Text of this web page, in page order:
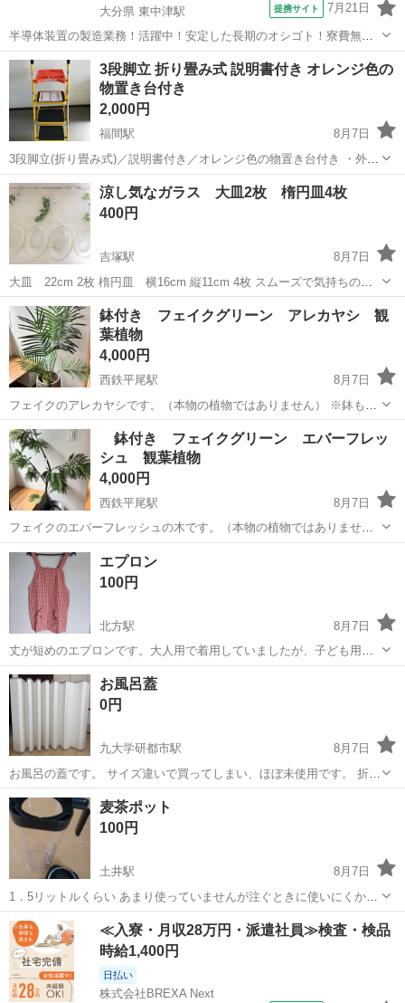
大分県 東中津駅
提携サイト 7月21日
半導体装置の製造業務！活躍中！安定した長期のオシゴト！寮費無料
★赴任旅費会社負担◎20代～40代の男性活躍中★未経験活躍中！高時
給1,500円！《大分県中津市》 人気の工場のお仕事 ◇半導体装置内部
のシート製造◇ ＊クリー...
大分 中津市 東中津駅 その他
3段脚立 折り畳み式 説明書付き オレンジ色の
物置き台付き
2,000円
福間駅
8月7日
3段脚立(折り畳み式)／説明書付き／オレンジ色の物置き台付き ・外形
寸法：[高さ]約125cm／[横幅]約44cm／[奥行]約66cm ・オレンジ色の
トレーサイズ：[縦]約30cm／[横幅]約36cm ・電球...
福岡 福津市 福間駅 家庭用品 脚立
涼し気なガラス 大皿2枚 楕円皿4枚
400円
吉塚駅
8月7日
大皿 22cm 2枚 楕円皿 横16cm 縦11cm 4枚 スムーズで気持ちの良
いお取引ができる方からのご連絡をお待ちしております。 ご希望の受
取日時お知らせください よろしくお願いいたします。
福岡 糟屋郡 吉塚駅 家庭用品
鉢付き フェイクグリーン アレカヤシ 観
葉植物
4,000円
西鉄平尾駅
8月7日
フェイクのアレカヤシです。（本物の植物ではありません） ※鉢も付
いてます。 お部屋のインテリアに♪ 水やりの必要もなく、枯れること
もないので安心です。 植物サイズ:約 135㎝高×66㎝幅（最大値） 鉢
サイズ:約 36....
福岡 福岡市 西鉄平尾駅 家庭用品
鉢付き フェイクグリーン エバーフレッ
シュ 観葉植物
4,000円
西鉄平尾駅
8月7日
フェイクのエバーフレッシュの木です。（本物の植物ではありませ
ん） ※鉢も付いてます。 お部屋のインテリアに♪ 水やりの必要もな
く、枯れることもないので安心です。 Planeco（プラネコ） 植物サイ
ズ:約 146㎝高×8...
福岡 福岡市 西鉄平尾駅
エプロン
100円
北方駅
8月7日
丈が短めのエプロンです。大人用で着用していましたが、子ども用で
も着用できそうな丈です。（お子さんによっては胴体部分がゆったり
するかもしれませんが…） 丈約55cm お腹の辺りにポケットありま
す。
福岡 北九州市 北方駅
お風呂蓋
0円
九大学研都市駅
8月7日
お風呂の蓋です。 サイズ違いで買ってしまい、ほぼ未使用です。 折り
たためるタイプになっています。 サイズは写真にも書いてあります
が、 横70センチ 縦139.2センチです。 小さい子どもがいる為、取りに
来てくださる方でお願い...
福岡 福岡市 九大学研都市駅
麦茶ポット
100円
土井駅
8月7日
1．5リットルくらい あまり使っていませんが注ぐときに使いにくかっ
たので。 不具合はありません。
福岡 福岡市 土井駅 家庭用品 ポット
≪入寮・月収28万円・派遣社員≫検査・検品
時給1,400円
日払い
株式会社BREXA Next